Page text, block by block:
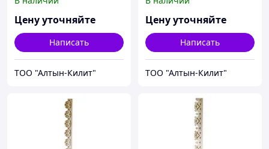
Цену уточняйте
Написать
ТОО "Алтын-Килит"
Цену уточняйте
Написать
ТОО "Алтын-Килит"